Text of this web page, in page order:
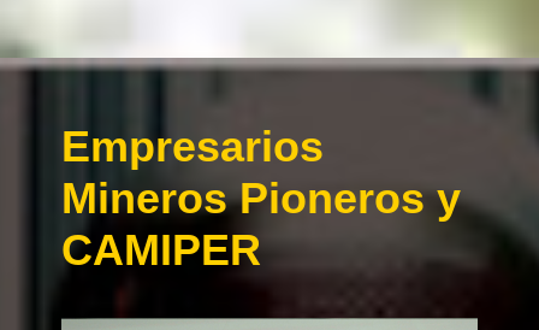
Empresarios
Mineros Pioneros y
CAMIPER